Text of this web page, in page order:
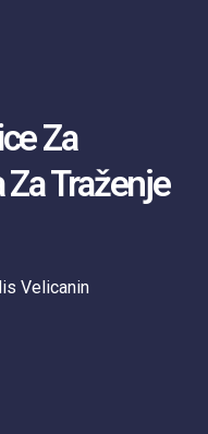
Za
Traženje
Velicanin